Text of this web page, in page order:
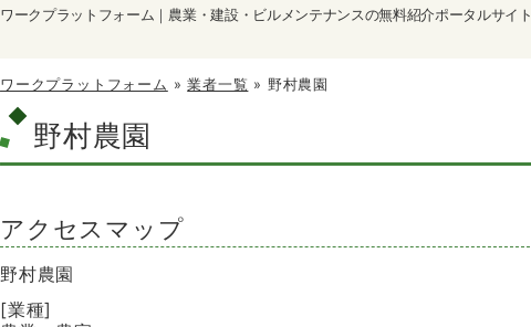
ワークプラットフォーム｜農業・建設・ビルメンテナンスの無料紹介ポータルサイト
ワークプラットフォーム »業者一覧 » 野村農園
野村農園
アクセスマップ
野村農園
[業種]